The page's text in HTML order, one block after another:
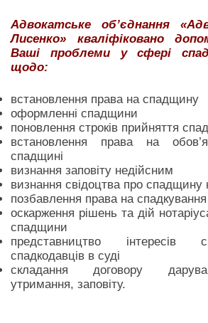
Адвокатське об’єднання
Лисенко» кваліфіковано
Ваші проблеми у сфері
щодо:
встановлення права на спадщину
оформленні спадщини
поновлення строків прийняття
встановлення права на
спадщині
визнання заповіту недійсним
визнання свідоцтва про спадщину
позбавлення права на спадкування
оскарження рішень та дій
спадщини
представництво інтересів
спадкодавців в суді
складання договору
утримання, заповіту.